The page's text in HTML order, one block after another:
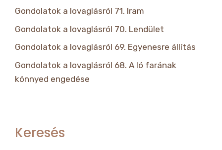
Gondolatok a lovaglásról 71. Iram
Gondolatok a lovaglásról 70. Lendület
Gondolatok a lovaglásról 69. Egyenesre állítás
Gondolatok a lovaglásról 68. A ló farának
könnyed engedése
Keresés